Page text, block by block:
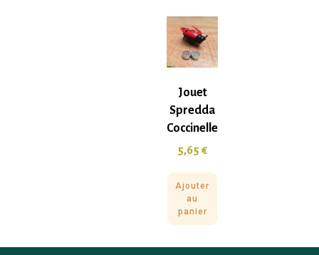
Jouet
Spredda
Coccinelle
5,65 €
Ajouter
au
panier